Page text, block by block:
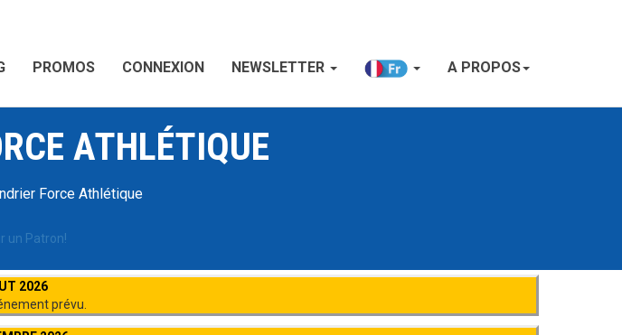
PROMOS CONNEXION NEWSLETTER A PROPOS
ATHLÉTIQUE
Force Athlétique
un Patron!
2026
prévu.